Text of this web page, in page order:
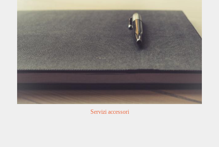
Servizi accessori